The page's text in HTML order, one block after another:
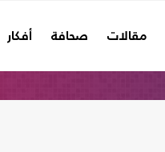
مقالات صحافة أفكار